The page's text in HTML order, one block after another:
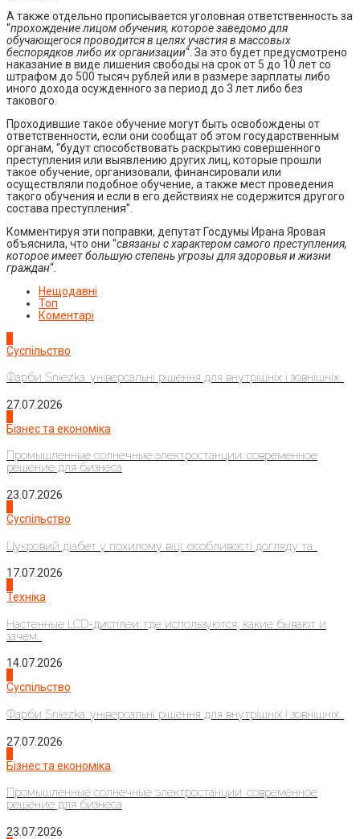
А также отдельно прописывается уголовная ответственность за
“прохождение лицом обучения, которое заведомо для
обучающегося проводится в целях участия в массовых
беспорядков либо их организации“. За это будет предусмотрено
наказание в виде лишения свободы на срок от 5 до 10 лет со
штрафом до 500 тысяч рублей или в размере зарплаты либо
иного дохода осужденного за период до 3 лет либо без
такового.
Проходившие такое обучение могут быть освобождены от
ответственности, если они сообщат об этом государственным
органам, “будут способствовать раскрытию совершенного
преступления или выявлению других лиц, которые прошли
такое обучение, организовали, финансировали или
осуществляли подобное обучение, а также мест проведения
такого обучения и если в его действиях не содержится другого
состава преступления”.
Комментируя эти поправки, депутат Госдумы Ирана Яровая
объяснила, что они “связаны с характером самого преступления,
которое имеет большую степень угрозы для здоровья и жизни
граждан“.
Нещодавні
Топ
Коментарі
Суспільство
Фарби Sniezka: універсальні рішення для внутрішніх і зовнішніх...
27.07.2026
Бізнес та економіка
Промышленные солнечные электростанции: современное
решение для бизнеса
23.07.2026
Суспільство
Цукровий діабет у похилому віці: особливості догляду та...
17.07.2026
Техніка
Настенные LCD-дисплеи: где используются, какие бывают и
зачем...
14.07.2026
Суспільство
Фарби Sniezka: універсальні рішення для внутрішніх і зовнішніх...
27.07.2026
Бізнес та економіка
Промышленные солнечные электростанции: современное
решение для бизнеса
23.07.2026